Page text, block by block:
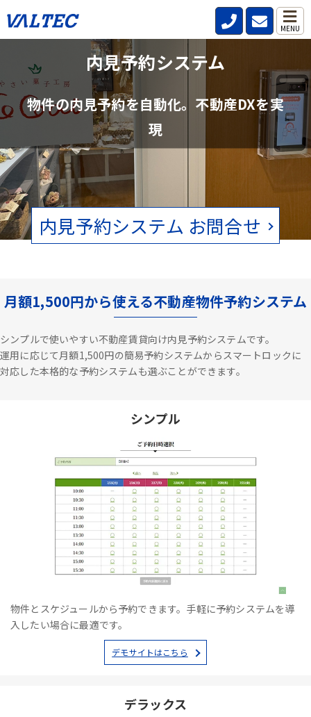
MENU
内見予約システム
物件の内見予約を自動化。不動産DXを実
現
内見予約システム お問合せ
不動産管理会社と仲介会社の内見確認の
手間を削減
賃貸物件の空状況をリアルタイムで確認。電話、FAXの手間をなくし
月額1,500円から使える不動産物件予約システム
シンプルで使いやすい不動産賃貸向け内見予約システムです。
運用に応じて月額1,500円の簡易予約システムからスマートロックに
対応した本格的な予約システムも選ぶことができます。
シンプル
物件とスケジュールから予約できます。手軽に予約システムを導
入したい場合に最適です。
デモサイトはこちら
デラックス